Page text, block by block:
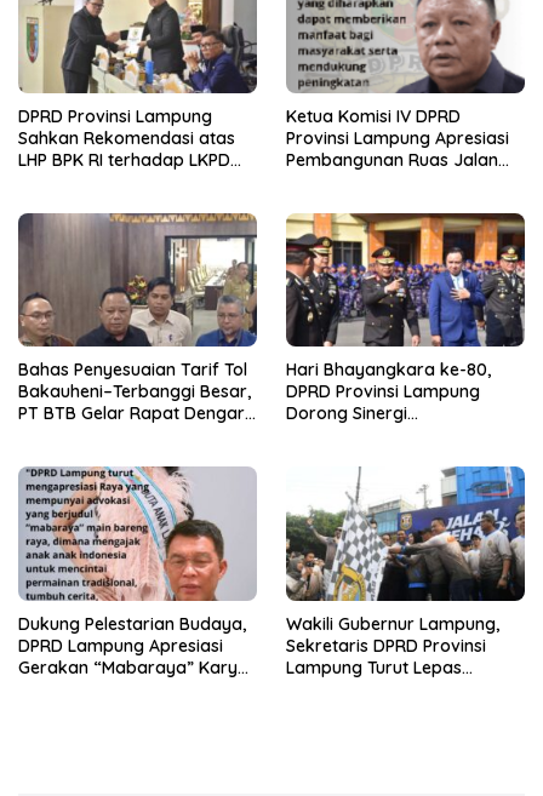
DPRD Provinsi Lampung
Sahkan Rekomendasi atas
LHP BPK RI terhadap LKPD
2025
Ketua Komisi IV DPRD
Provinsi Lampung Apresiasi
Pembangunan Ruas Jalan
Bahas Penyesuaian Tarif Tol
Bakauheni–Terbanggi Besar,
PT BTB Gelar Rapat Dengar
Hari Bhayangkara ke-80,
DPRD Provinsi Lampung
Dorong Sinergi
Dukung Pelestarian Budaya,
DPRD Lampung Apresiasi
Gerakan “Mabaraya” Karya
Wakili Gubernur Lampung,
Sekretaris DPRD Provinsi
Lampung Turut Lepas